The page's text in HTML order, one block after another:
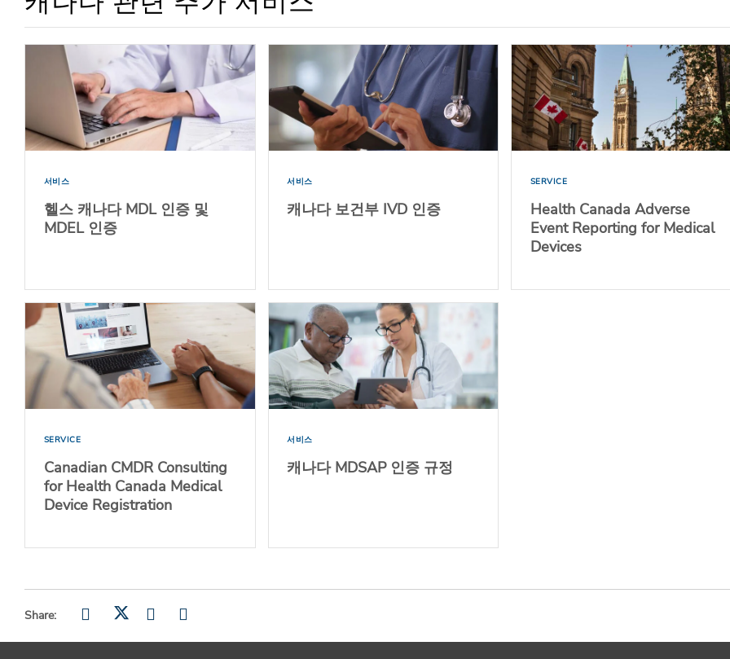
서비스
헬스 캐나다 MDL 인증 및
MDEL 인증
서비스
캐나다 보건부 IVD 인증
SERVICE
Health Canada Adverse
Event Reporting for Medical
Devices
SERVICE
Canadian CMDR Consulting
for Health Canada Medical
Device Registration
서비스
캐나다 MDSAP 인증 규정
Share: